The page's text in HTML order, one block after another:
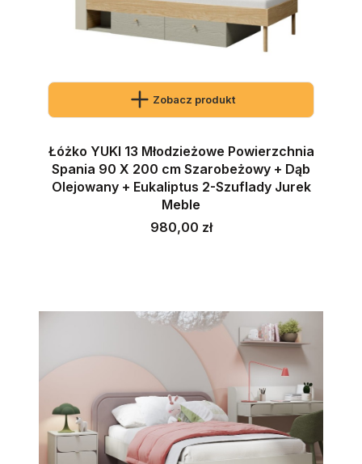
Zobacz produkt
Łóżko YUKI 13 Młodzieżowe Powierzchnia
Spania 90 X 200 cm Szarobeżowy + Dąb
Olejowany + Eukaliptus 2-Szuflady Jurek
Meble
Cena
980,00 zł